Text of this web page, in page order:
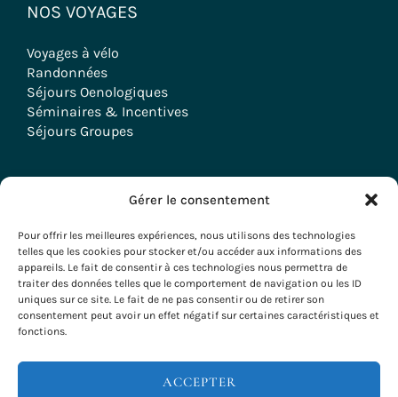
Gérer le consentement
Pour offrir les meilleures expériences, nous utilisons des technologies
telles que les cookies pour stocker et/ou accéder aux informations des
appareils. Le fait de consentir à ces technologies nous permettra de
traiter des données telles que le comportement de navigation ou les ID
uniques sur ce site. Le fait de ne pas consentir ou de retirer son
consentement peut avoir un effet négatif sur certaines caractéristiques et
fonctions.
ACCEPTER
NOS VOYAGES
Voyages à vélo
Randonnées
Séjours Oenologiques
Séminaires & Incentives
Séjours Groupes